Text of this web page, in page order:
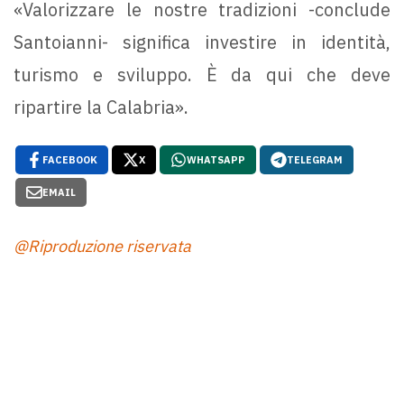
«Valorizzare le nostre tradizioni -conclude
Santoianni- significa investire in identità,
turismo e sviluppo. È da qui che deve
ripartire la Calabria».
FACEBOOK X WHATSAPP TELEGRAM
EMAIL
@Riproduzione riservata